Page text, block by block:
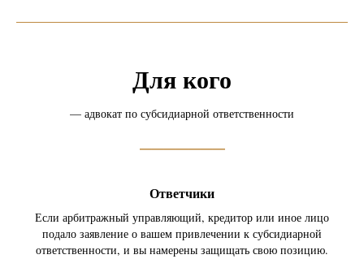
Для кого
— адвокат по субсидиарной ответственности
Ответчики
Если арбитражный управляющий, кредитор или иное лицо
подало заявление о вашем привлечении к субсидиарной
ответственности, и вы намерены защищать свою позицию.